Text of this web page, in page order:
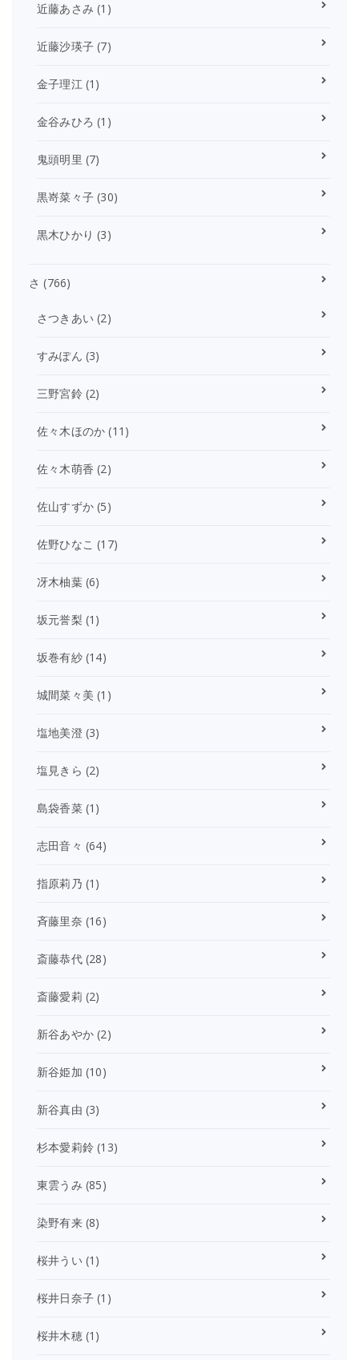
近藤あさみ (1)
近藤沙瑛子 (7)
金子理江(1)
金谷みひろ (1)
鬼頭明里 (7)
黒嵜菜々子 (30)
黒木ひかり (3)
さ (766)
さつきあい (2)
すみぽん (3)
三野宮鈴(2)
佐々木ほのか (11)
佐々木萌香 (2)
佐山すずか (5)
佐野ひなこ (17)
冴木柚葉(6)
坂元誉梨 (1)
坂巻有紗(14)
城間菜々美 (1)
塩地美澄(3)
塩見きら (2)
島袋香菜(1)
志田音々 (64)
指原莉乃 (1)
斉藤里奈 (16)
斎藤恭代(28)
斎藤愛莉 (2)
新谷あやか (2)
新谷姫加 (10)
新谷真由 (3)
杉本愛莉鈴 (13)
東雲うみ (85)
染野有来(8)
桜井うい (1)
桜井日奈子 (1)
桜井木穂(1)